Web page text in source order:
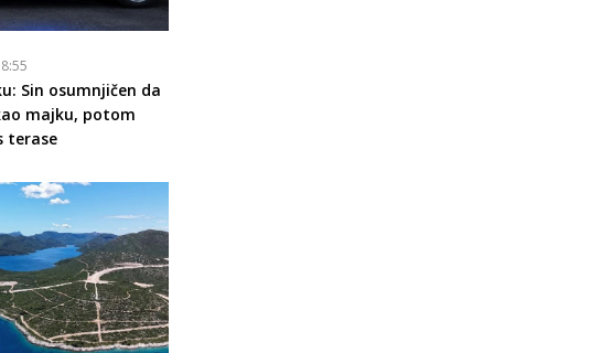
Sin osumnjičen da
majku, potom
terase